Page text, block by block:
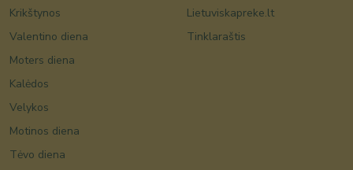
Krikštynos
Valentino diena
Moters diena
Kalėdos
Velykos
Motinos diena
Tėvo diena
Lietuviskapreke.lt
Tinklaraštis